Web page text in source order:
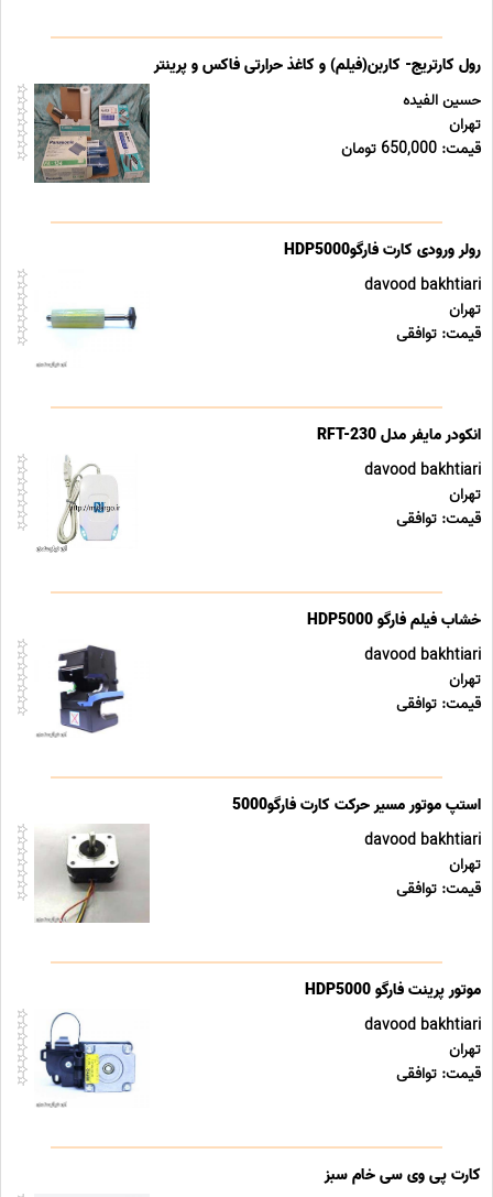
رول کارتریج- کاربن(فیلم) و کاغذ حرارتی فاکس و پرینتر
حسین الفیده
تهران
قیمت: 650,000 تومان
رولر ورودی کارت فارگوHDP5000
davood bakhtiari
تهران
قیمت: توافقی
انکودر مایفر مدل RFT-230
davood bakhtiari
تهران
قیمت: توافقی
خشاب فیلم فارگو HDP5000
davood bakhtiari
تهران
قیمت: توافقی
استپ موتور مسیر حرکت کارت فارگو5000
davood bakhtiari
تهران
قیمت: توافقی
موتور پرینت فارگو HDP5000
davood bakhtiari
تهران
قیمت: توافقی
کارت پی وی سی خام سبز